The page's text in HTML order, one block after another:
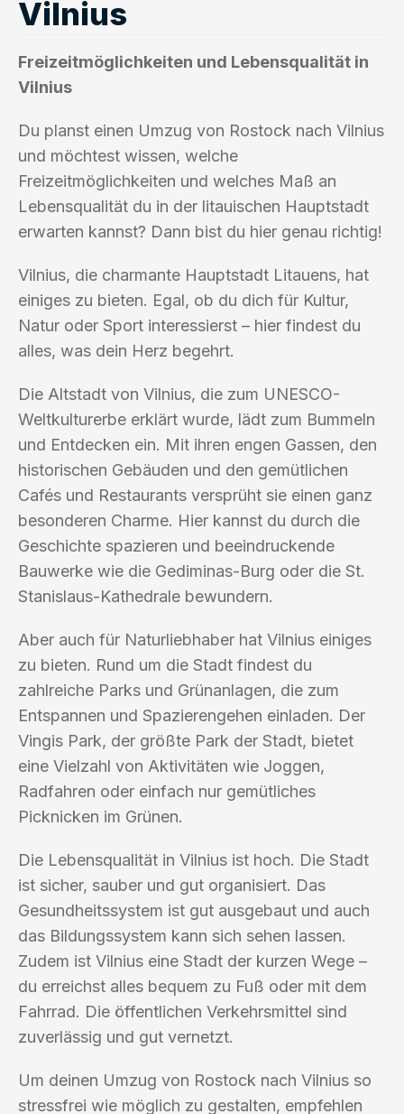
Vilnius
Freizeitmöglichkeiten und Lebensqualität in
Vilnius
Du planst einen Umzug von Rostock nach Vilnius
und möchtest wissen, welche
Freizeitmöglichkeiten und welches Maß an
Lebensqualität du in der litauischen Hauptstadt
erwarten kannst? Dann bist du hier genau richtig!
Vilnius, die charmante Hauptstadt Litauens, hat
einiges zu bieten. Egal, ob du dich für Kultur,
Natur oder Sport interessierst – hier findest du
alles, was dein Herz begehrt.
Die Altstadt von Vilnius, die zum UNESCO-
Weltkulturerbe erklärt wurde, lädt zum Bummeln
und Entdecken ein. Mit ihren engen Gassen, den
historischen Gebäuden und den gemütlichen
Cafés und Restaurants versprüht sie einen ganz
besonderen Charme. Hier kannst du durch die
Geschichte spazieren und beeindruckende
Bauwerke wie die Gediminas-Burg oder die St.
Stanislaus-Kathedrale bewundern.
Aber auch für Naturliebhaber hat Vilnius einiges
zu bieten. Rund um die Stadt findest du
zahlreiche Parks und Grünanlagen, die zum
Entspannen und Spazierengehen einladen. Der
Vingis Park, der größte Park der Stadt, bietet
eine Vielzahl von Aktivitäten wie Joggen,
Radfahren oder einfach nur gemütliches
Picknicken im Grünen.
Die Lebensqualität in Vilnius ist hoch. Die Stadt
ist sicher, sauber und gut organisiert. Das
Gesundheitssystem ist gut ausgebaut und auch
das Bildungssystem kann sich sehen lassen.
Zudem ist Vilnius eine Stadt der kurzen Wege –
du erreichst alles bequem zu Fuß oder mit dem
Fahrrad. Die öffentlichen Verkehrsmittel sind
zuverlässig und gut vernetzt.
Um deinen Umzug von Rostock nach Vilnius so
stressfrei wie möglich zu gestalten, empfehlen